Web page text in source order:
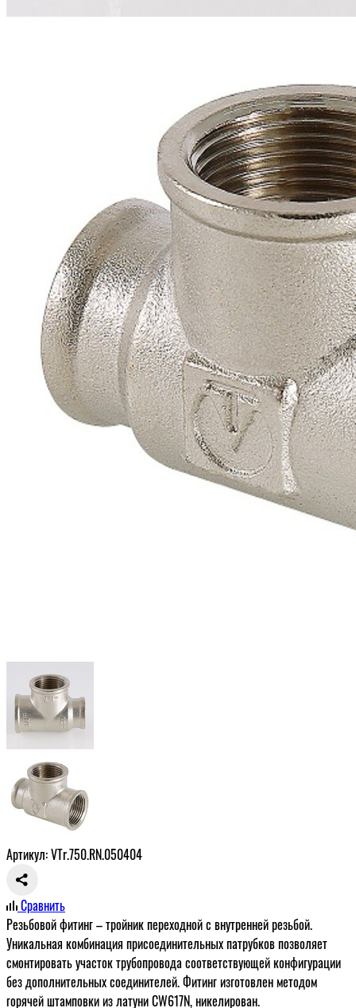
Артикул: VTr.750.RN.050404
Сравнить
Резьбовой фитинг – тройник переходной с внутренней резьбой.
Уникальная комбинация присоединительных патрубков позволяет
смонтировать участок трубопровода соответствующей конфигурации
без дополнительных соединителей. Фитинг изготовлен методом
горячей штамповки из латуни CW617N, никелирован.